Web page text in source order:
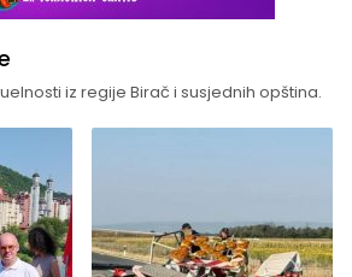
iz regije Birač i susjednih opština.